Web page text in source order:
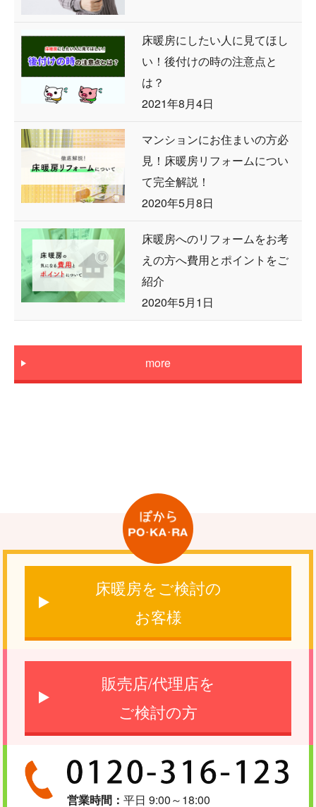
床暖房にしたい人に見てほし
い！後付けの時の注意点と
は？
2021年8月4日
マンションにお住まいの方必
見！床暖房リフォームについ
て完全解説！
2020年5月8日
床暖房へのリフォームをお考
えの方へ費用とポイントをご
紹介
2020年5月1日
more
床暖房をご検討の
お客様
販売店/代理店を
ご検討の方
営業時間：平日 9:00～18:00